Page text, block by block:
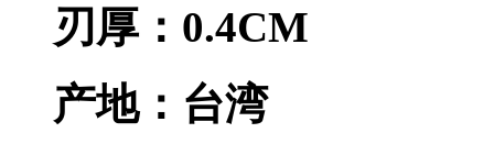
刃厚：0.4CM
产地：台湾